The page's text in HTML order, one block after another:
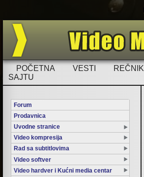
POČETNA VESTI REČNIK
SAJTU
Forum
Prodavnica
Uvodne stranice
Video kompresija
Rad sa subtitlovima
Video softver
Video hardver i Kućni media centar